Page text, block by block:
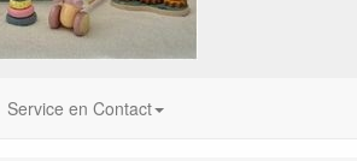
Service en Contact